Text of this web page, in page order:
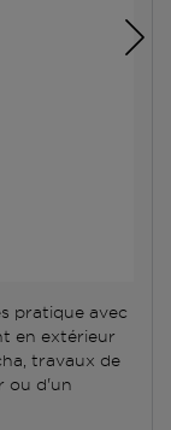
pratique avec
en extérieur
travaux de
ou d'un